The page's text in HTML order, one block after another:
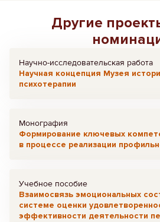
Другие
Научно-исследовательская работа
Научная концепция Музея
психотерапии
Монография
Формирование ключевых
в процессе реализации
Учебное пособие
Взаимосвязь эмоциональных
системе оценки
эффективности деятельности